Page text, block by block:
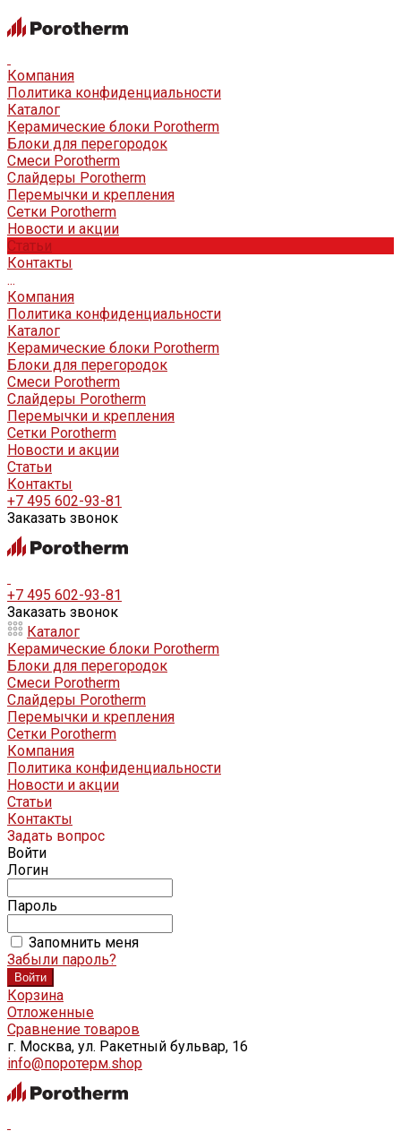
Компания
Политика конфиденциальности
Каталог
Керамические блоки Porotherm
Блоки для перегородок
Смеси Porotherm
Слайдеры Porotherm
Перемычки и крепления
Сетки Porotherm
Новости и акции
Статьи
Контакты
...
Компания
Политика конфиденциальности
Каталог
Керамические блоки Porotherm
Блоки для перегородок
Смеси Porotherm
Слайдеры Porotherm
Перемычки и крепления
Сетки Porotherm
Новости и акции
Статьи
Контакты
+7 495 602-93-81
Заказать звонок
+7 495 602-93-81
Заказать звонок
Каталог
Керамические блоки Porotherm
Блоки для перегородок
Смеси Porotherm
Слайдеры Porotherm
Перемычки и крепления
Сетки Porotherm
Компания
Политика конфиденциальности
Новости и акции
Статьи
Контакты
Задать вопрос
Войти
Логин
Пароль
Запомнить меня
Забыли пароль?
Корзина
Отложенные
Сравнение товаров
г. Москва, ул. Ракетный бульвар, 16
info@поротерм.shop